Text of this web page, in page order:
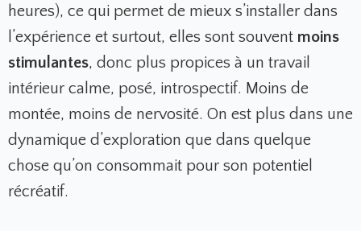
heures), ce qui permet de mieux s’installer dans
l’expérience et surtout, elles sont souvent moins
stimulantes, donc plus propices à un travail
intérieur calme, posé, introspectif. Moins de
montée, moins de nervosité. On est plus dans une
dynamique d’exploration que dans quelque
chose qu’on consommait pour son potentiel
récréatif.